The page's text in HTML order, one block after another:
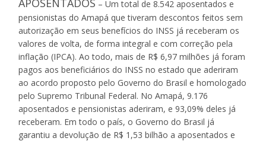
– Um total de 8.542 aposentados e
pensionistas do Amapá que tiveram descontos feitos sem
autorização em seus benefícios do INSS já receberam os
valores de volta, de forma integral e com correção pela
inflação (IPCA). Ao todo, mais de R$ 6,97 milhões já foram
pagos aos beneficiários do INSS no estado que aderiram
ao acordo proposto pelo Governo do Brasil e homologado
pelo Supremo Tribunal Federal. No Amapá, 9.176
aposentados e pensionistas aderiram, e 93,09% deles já
receberam. Em todo o país, o Governo do Brasil já
garantiu a devolução de R$ 1,53 bilhão a aposentados e